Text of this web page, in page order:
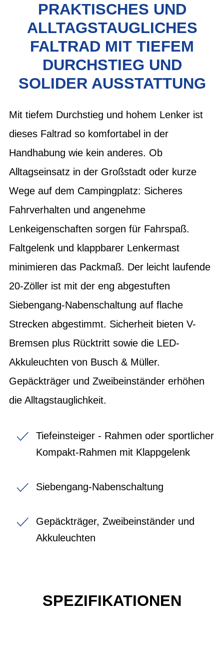
PRAKTISCHES UND
ALLTAGSTAUGLICHES
FALTRAD MIT TIEFEM
DURCHSTIEG UND
SOLIDER AUSSTATTUNG
Mit tiefem Durchstieg und hohem Lenker ist
dieses Faltrad so komfortabel in der
Handhabung wie kein anderes. Ob
Alltagseinsatz in der Großstadt oder kurze
Wege auf dem Campingplatz: Sicheres
Fahrverhalten und angenehme
Lenkeigenschaften sorgen für Fahrspaß.
Faltgelenk und klappbarer Lenkermast
minimieren das Packmaß. Der leicht laufende
20-Zöller ist mit der eng abgestuften
Siebengang-Nabenschaltung auf flache
Strecken abgestimmt. Sicherheit bieten V-
Bremsen plus Rücktritt sowie die LED-
Akkuleuchten von Busch & Müller.
Gepäckträger und Zweibeinständer erhöhen
die Alltagstauglichkeit.
Tiefeinsteiger - Rahmen oder sportlicher
Kompakt-Rahmen mit Klappgelenk
Siebengang-Nabenschaltung
Gepäckträger, Zweibeinständer und
Akkuleuchten
SPEZIFIKATIONEN